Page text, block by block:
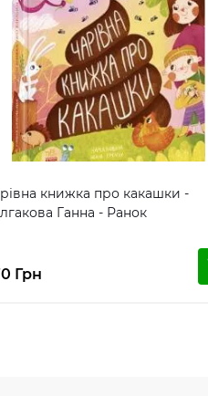
книжка про какашки -
Ганна - Ранок
Грн